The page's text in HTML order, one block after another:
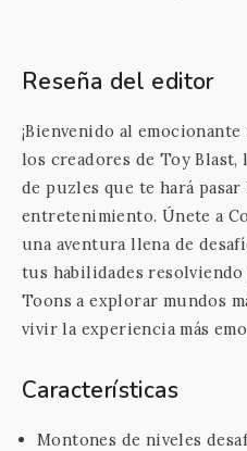
Reseña del editor
¡Bienvenido al
los creadores de Toy
de puzles que te hará
entretenimiento. Únete a
una aventura llena de
tus habilidades
Toons a explorar mundos
vivir la experiencia más
Características
Montones de niveles